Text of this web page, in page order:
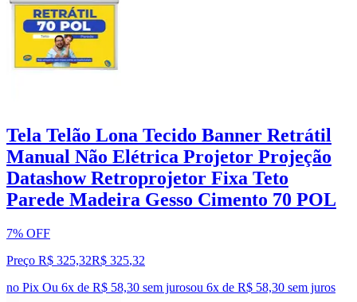
Tela Telão Lona Tecido Banner Retrátil
Manual Não Elétrica Projetor Projeção
Datashow Retroprojetor Fixa Teto
Parede Madeira Gesso Cimento 70 POL
7% OFF
Preço R$ 325,32R$ 325,32
no Pix Ou 6x de R$ 58,30 sem jurosou 6x de R$ 58,30 sem juros